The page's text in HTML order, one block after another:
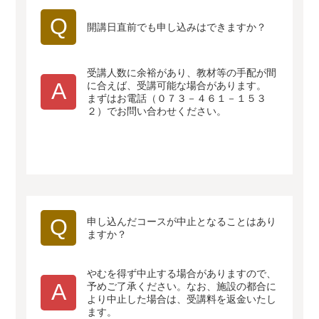
Q 開講日直前でも申し込みはできますか？
A
受講人数に余裕があり、教材等の手配が間
に合えば、受講可能な場合があります。
まずはお電話（０７３－４６１－１５３
２）でお問い合わせください。
Q
申し込んだコースが中止となることはあり
ますか？
A
やむを得ず中止する場合がありますので、
予めご了承ください。なお、施設の都合に
より中止した場合は、受講料を返金いたし
ます。